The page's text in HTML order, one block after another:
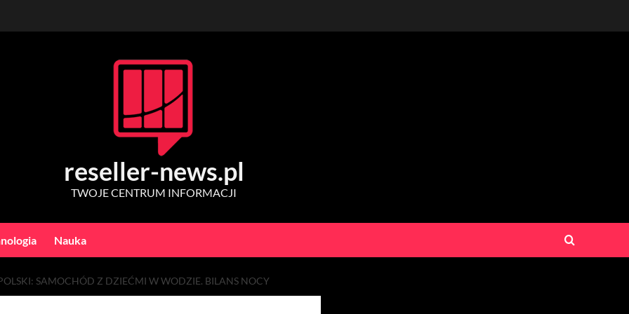
reseller-news.pl
TWOJE CENTRUM INFORMACJI
Nauka
SAMOCHÓD Z DZIEĆMI W WODZIE. BILANS NOCY